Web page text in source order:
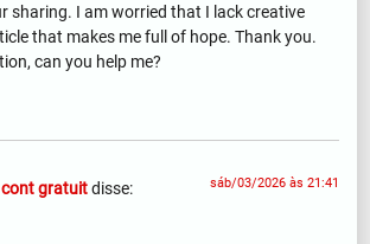
sharing. I am worried that I lack creative
that makes me full of hope. Thank you.
can you help me?
gratuitdisse: sáb/03/2026 às 21:41